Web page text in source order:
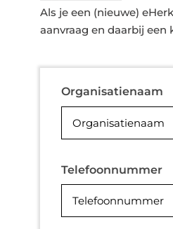
Als je een (nieuwe)
aanvraag en daarbij
Organisatienaam
Telefoonnummer